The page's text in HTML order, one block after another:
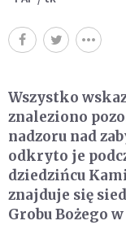
Wszystko
znaleziono
nadzoru nad
odkryto je
dziedzińcu
znajduje się
Grobu Bożego